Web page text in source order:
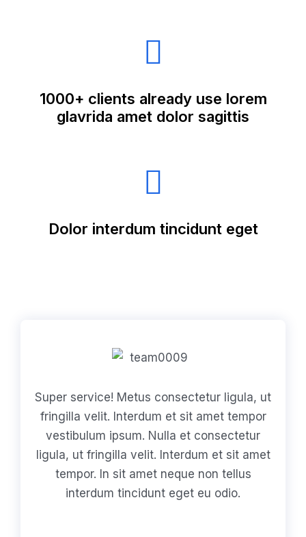
1000+ clients already use lorem
glavrida amet dolor sagittis
Dolor interdum tincidunt eget
Super service! Metus consectetur ligula, ut
fringilla velit. Interdum et sit amet tempor
vestibulum ipsum. Nulla et consectetur
ligula, ut fringilla velit. Interdum et sit amet
tempor. In sit amet neque non tellus
interdum tincidunt eget eu odio.